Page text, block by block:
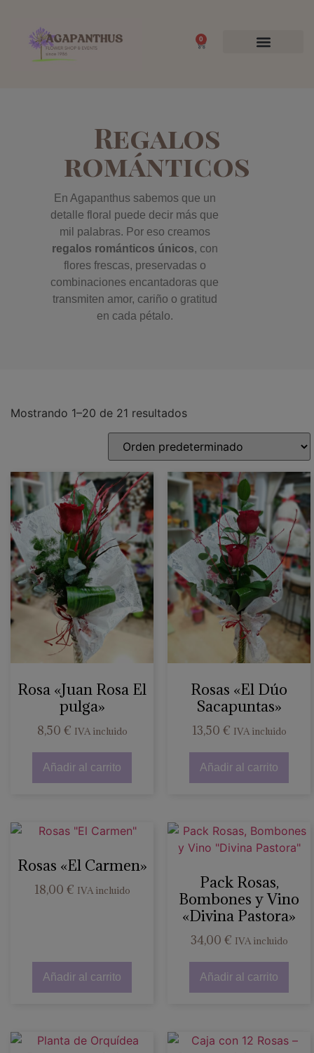
0
Regalos
románticos
En Agapanthus sabemos que un
detalle floral puede decir más que
mil palabras. Por eso creamos
regalos románticos únicos, con
flores frescas, preservadas o
combinaciones encantadoras que
transmiten amor, cariño o gratitud
en cada pétalo.
Mostrando 1–20 de 21 resultados
Rosa «Juan Rosa El
pulga»
8,50 € IVA incluido
Añadir al carrito
Rosas «El Dúo
Sacapuntas»
13,50 € IVA incluido
Añadir al carrito
Rosas «El Carmen»
18,00 € IVA incluido
Añadir al carrito
Pack Rosas,
Bombones y Vino
«Divina Pastora»
34,00 € IVA incluido
Añadir al carrito